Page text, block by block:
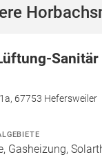
67753 Hefersweiler
Gasheizung,